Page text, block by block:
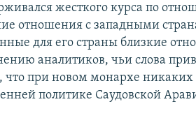
жесткого курса по
отношения с западными
для его страны близкие
аналитиков, чьи слова
при новом монархе
политике Саудовской